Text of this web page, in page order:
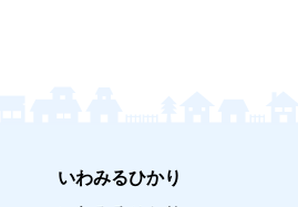
いわみるひかり